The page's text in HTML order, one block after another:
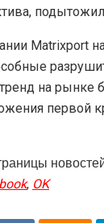
Matrixport
на рынке
первой
,OK